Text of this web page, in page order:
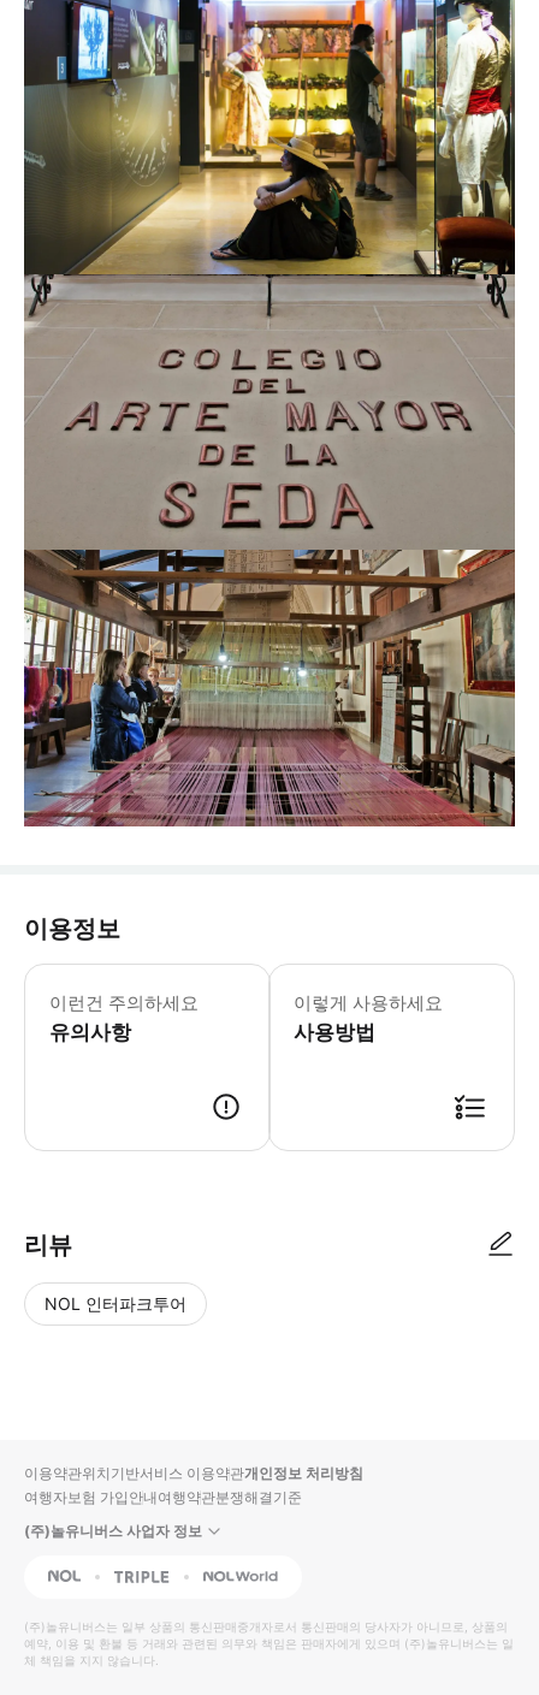
이용정보
이런건 주의하세요
유의사항
실크 박물관 일요일: 10:00-14:30 화
* 발렌시아 센트럴에 위치한 아름답
이렇게 사용하세요
사용방법
리뷰
NOL 인터파크투어
입니
다.
높
은
순
동
영
상
순
상
이용약관위치기반서비스 이용약관개인정보 처리방침
여행자보험 가입안내여행약관분쟁해결기준
(주)놀유니버스 사업자 정보
NOL Triple Interpark Global
(주)놀유니버스는 일부 상품의 통신판매중개자로서 통신판매의 당사자가 아니므로, 상품의
예약, 이용 및 환불 등 거래와 관련된 의무와 책임은 판매자에게 있으며 (주)놀유니버스는 일
체 책임을 지지 않습니다.